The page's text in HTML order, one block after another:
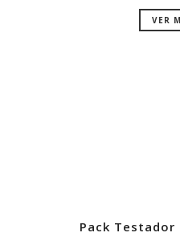
VER
Pack Testador